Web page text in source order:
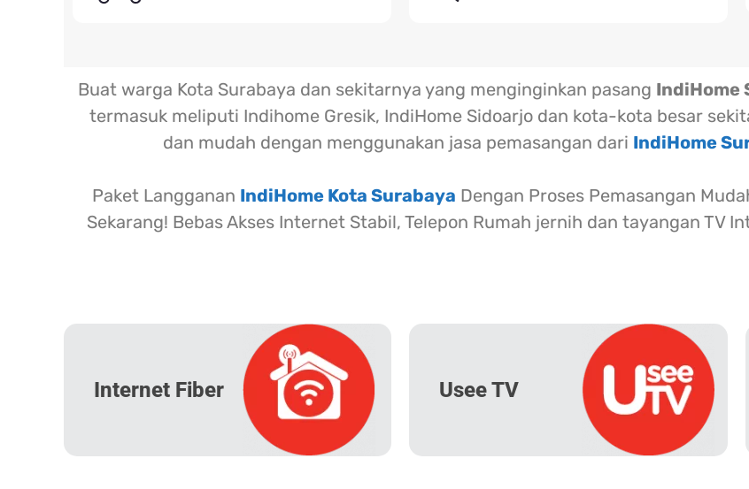
Buat warga Kota Surabaya dan sekitarnya yang menginginkan pasang IndiHome
termasuk meliputi Indihome Gresik, IndiHome Sidoarjo dan kota-kota besar
dan mudah dengan menggunakan jasa pemasangan dari IndiHome
Paket Langganan IndiHome Kota Surabaya Dengan Proses Pemasangan
Sekarang! Bebas Akses Internet Stabil, Telepon Rumah jernih dan tayangan TV
Internet Fiber Usee TV